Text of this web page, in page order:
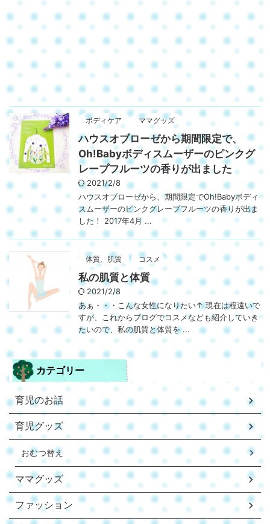
ボディケア ママグッズ
ハウスオブローゼから期間限定で、
Oh!Babyボディスムーザーのピンクグ
レープフルーツの香りが出ました
2021/2/8
ハウスオブローゼから、期間限定でOh!Babyボディ
スムーザーのピンクグレープフルーツの香りが出ま
した！ 2017年4月 ...
体質、肌質 コスメ
私の肌質と体質
2021/2/8
あぁ・・・こんな女性になりたい↑ 現在は程遠いで
すが、これからブログでコスメなども紹介していき
たいので、私の肌質と体質を ...
カテゴリー
育児のお話
育児グッズ
おむつ替え
ママグッズ
ファッション